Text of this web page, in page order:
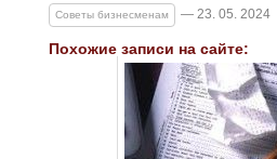
Советы бизнесменам — 23. 05. 2024
Похожие записи на сайте: